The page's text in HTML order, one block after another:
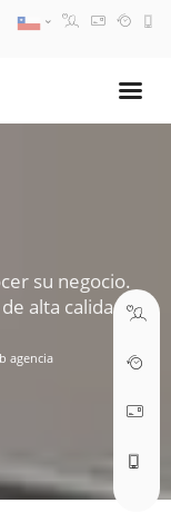
su negocio.
alta calidad.
agencia